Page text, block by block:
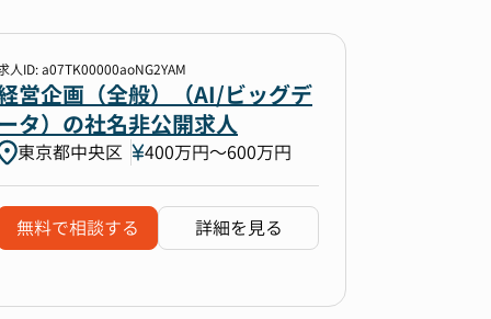
人ID: a07TK00000aoNG2YAM
営企画（全般）（AI/ビッグデ
タ）の社名非公開求人
東京都中央区 400万円〜600万円
無料で相談する 詳細を見る